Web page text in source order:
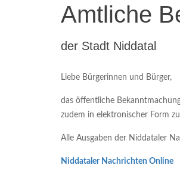
Amtliche
der Stadt Niddatal
Liebe Bürgerinnen und Bürger,
das öffentliche
zudem in elektronischer Form
Alle Ausgaben der Niddataler
Niddataler Nachrichten Online